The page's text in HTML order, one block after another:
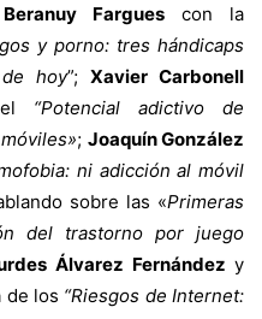
Farguescon la
y porno: tres hándicaps
hoy”;Xavier Carbonell
“Potencial adictivo de
; Joaquín González
ni adicción al móvil
sobre las «Primeras
del trastorno por juego
Álvarez Fernándezy
de los “Riesgos de Internet: